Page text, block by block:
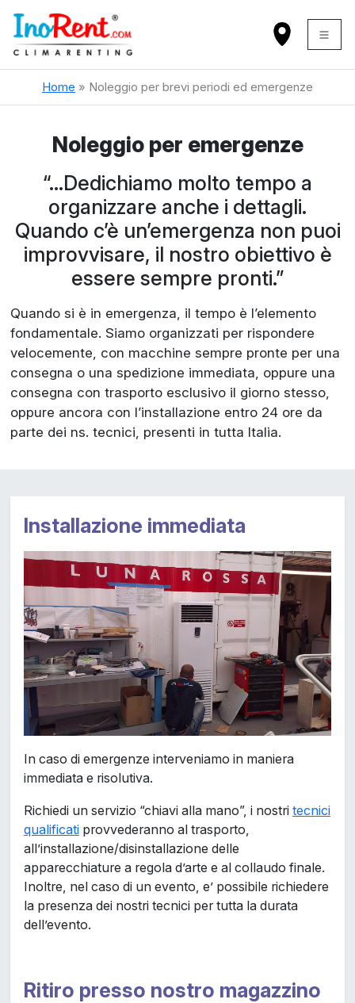
Home » Noleggio per brevi periodi ed emergenze
Noleggio per emergenze
“…Dedichiamo molto tempo a
organizzare anche i dettagli.
Quando c’è un’emergenza non puoi
improvvisare, il nostro obiettivo è
essere sempre pronti.”
Quando si è in emergenza, il tempo è l’elemento
fondamentale. Siamo organizzati per rispondere
velocemente, con macchine sempre pronte per una
consegna o una spedizione immediata, oppure una
consegna con trasporto esclusivo il giorno stesso,
oppure ancora con l’installazione entro 24 ore da
parte dei ns. tecnici, presenti in tutta Italia.
Installazione immediata
In caso di emergenze interveniamo in maniera
immediata e risolutiva.
Richiedi un servizio “chiavi alla mano”, i nostri tecnici
qualificatiprovvederanno al trasporto,
all’installazione/disinstallazione delle
apparecchiature a regola d’arte e al collaudo finale.
Inoltre, nel caso di un evento, e’ possibile richiedere
la presenza dei nostri tecnici per tutta la durata
dell’evento.
Ritiro presso nostro magazzino